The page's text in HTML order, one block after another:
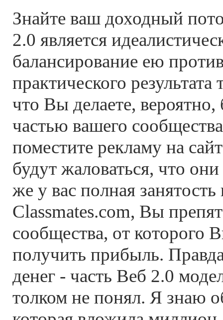
Знайте ваш доходный
2.0 является
балансирование ею
практического
что Вы делаете,
частью вашего
поместите рекламу на
будут жаловаться, что
же у вас полная занятость
Classmates.com, Вы
сообщества, от которого
получить прибыль.
денег - часть Веб 2.0
толком не понял. Я знаю